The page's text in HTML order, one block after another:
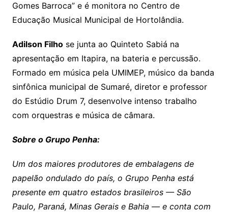
Gomes Barroca” e é monitora no Centro de
Educação Musical Municipal de Hortolândia.
Adilson Filhose junta ao Quinteto Sabiá na
apresentação em Itapira, na bateria e percussão.
Formado em música pela UMIMEP, músico da banda
sinfônica municipal de Sumaré, diretor e professor
do Estúdio Drum 7, desenvolve intenso trabalho
com orquestras e música de câmara.
Sobre o Grupo Penha:
Um dos maiores produtores de embalagens de
papelão ondulado do país, o Grupo Penha está
presente em quatro estados brasileiros — São
Paulo, Paraná, Minas Gerais e Bahia — e conta com